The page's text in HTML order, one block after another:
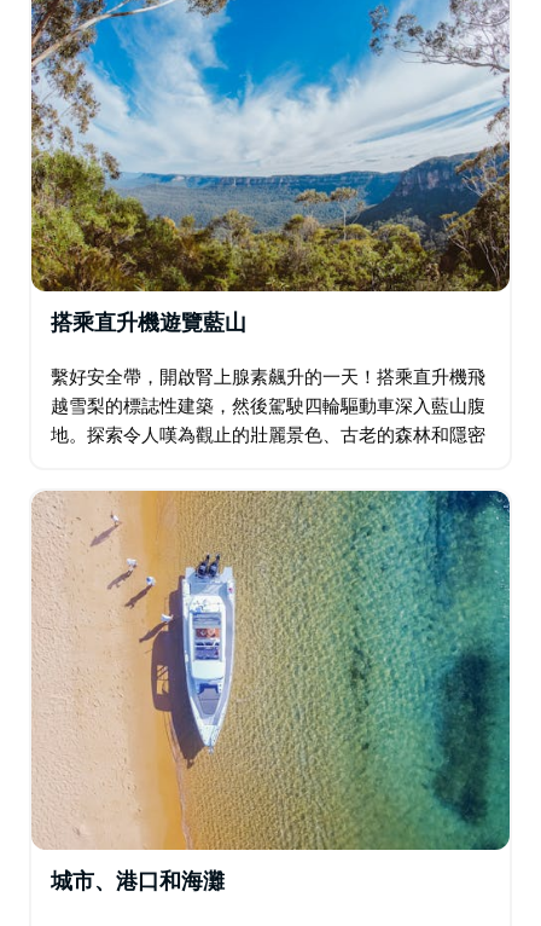
搭乘直升機遊覽藍山
繫好安全帶，開啟腎上腺素飆升的一天！搭乘直升機飛
越雪梨的標誌性建築，然後駕駛四輪驅動車深入藍山腹
地。探索令人嘆為觀止的壯麗景色、古老的森林和隱密
充滿刺激與自然奇觀－砂岩洞穴或雨林盛宴，任您選
擇…
城市、港口和海灘